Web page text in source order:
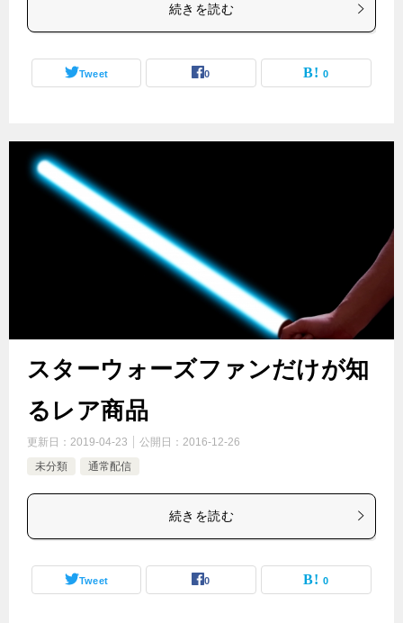
続きを読む
Tweet 0 0
スターウォーズファンだけが知
るレア商品
更新日： 2019-04-23 公開日： 2016-12-26
未分類
通常配信
続きを読む
Tweet 0 0